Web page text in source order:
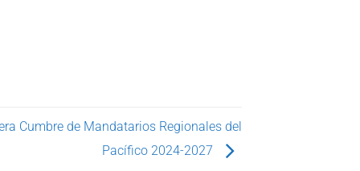
Cumbre de Mandatarios Regionales del
Pacífico 2024-2027